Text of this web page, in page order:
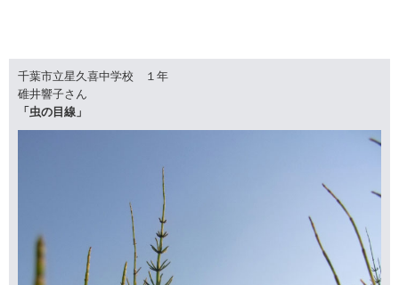
千葉市立星久喜中学校 １年
碓井響子さん
「虫の目線」